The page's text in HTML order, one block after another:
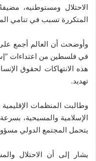
الاحتلال ومستوطنيه،
المتكررة تسبب في تنامي
وأوضحت أن العالم أجمع على
في فلسطين من اعتداءات
هذه الانتهاكات لحقوق
تهديد.
وطالبت المنظمات
الإسلامية والمسيحية،
يتحمل المجتمع الدولي
يشار إلى أن الاحتلال